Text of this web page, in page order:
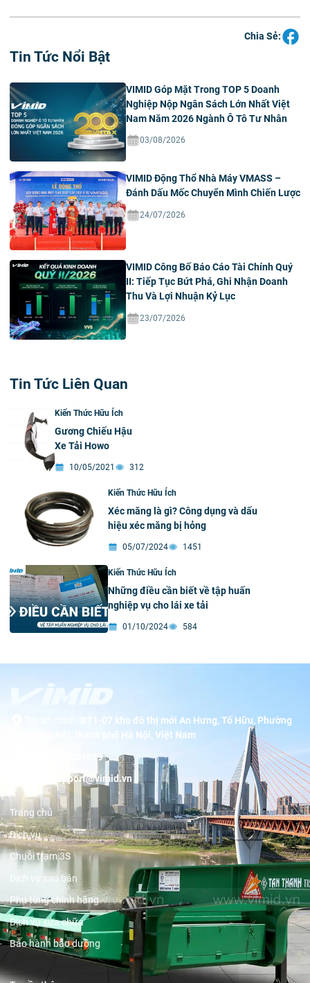
Chia Sẻ:
Tin Tức Nổi Bật
VIMID Góp Mặt Trong TOP 5 Doanh
Nghiệp Nộp Ngân Sách Lớn Nhất Việt
Nam Năm 2026 Ngành Ô Tô Tư Nhân
03/08/2026
VIMID Động Thổ Nhà Máy VMASS –
Đánh Dấu Mốc Chuyển Mình Chiến Lược
24/07/2026
VIMID Công Bố Báo Cáo Tài Chính Quý
II: Tiếp Tục Bứt Phá, Ghi Nhận Doanh
Thu Và Lợi Nhuận Kỷ Lục
23/07/2026
Tin Tức Liên Quan
Kiến Thức Hữu Ích
Gương Chiếu Hậu
Xe Tải Howo
10/05/2021 312
Kiến Thức Hữu Ích
Xéc măng là gì? Công dụng và dấu
hiệu xéc măng bị hỏng
05/07/2024 1451
Kiến Thức Hữu Ích
Những điều cần biết về tập huấn
nghiệp vụ cho lái xe tải
01/10/2024 584
BT1-07 khu đô thị mới An Hưng, Tố Hữu, Phường
Dương Nội, thành phố Hà Nội, Việt Nam
19001089
support@vimid.vn
Trang chủ
Dịch vụ
Chuỗi trạm 3S
Dịch vụ sau bán
Phụ tùng chính hãng
Dịch vụ sửa chữa
Bảo hành bảo dưỡng